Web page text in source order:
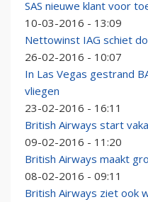
SAS nieuwe klant voor
10-03-2016 - 13:09
Nettowinst IAG schiet
26-02-2016 - 10:07
In Las Vegas gestrand
vliegen
23-02-2016 - 16:11
British Airways start
09-02-2016 - 11:20
British Airways maakt
08-02-2016 - 09:11
British Airways ziet ook